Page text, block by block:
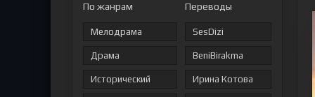
По жанрам
Мелодрама
Драма
Исторический
Переводы
SesDizi
BeniBirakma
Ирина Котова